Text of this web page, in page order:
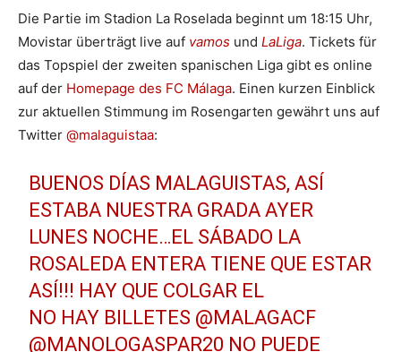
Die Partie im Stadion La Roselada beginnt um 18:15 Uhr,
Movistar überträgt live auf vamos und LaLiga. Tickets für
das Topspiel der zweiten spanischen Liga gibt es online
auf der Homepage des FC Málaga. Einen kurzen Einblick
zur aktuellen Stimmung im Rosengarten gewährt uns auf
Twitter @malaguistaa:
BUENOS DÍAS MALAGUISTAS, ASÍ
ESTABA NUESTRA GRADA AYER
LUNES NOCHE…EL SÁBADO LA
ROSALEDA ENTERA TIENE QUE ESTAR
ASÍ!!! HAY QUE COLGAR EL
NO HAY BILLETES @MALAGACF
@MANOLOGASPAR20 NO PUEDE